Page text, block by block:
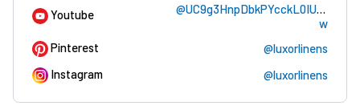
Youtube
@UC9g3HnpDbkPYcckL0IUzq-
w
Pinterest
@luxorlinens
Instagram
@luxorlinens